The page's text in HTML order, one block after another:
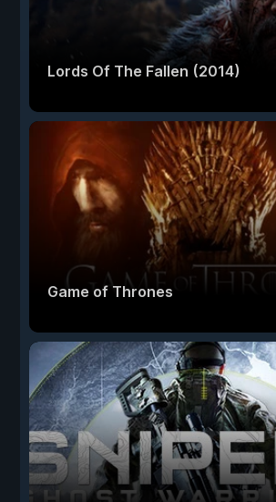
Lords Of The Fallen (2014)
Game of Thrones